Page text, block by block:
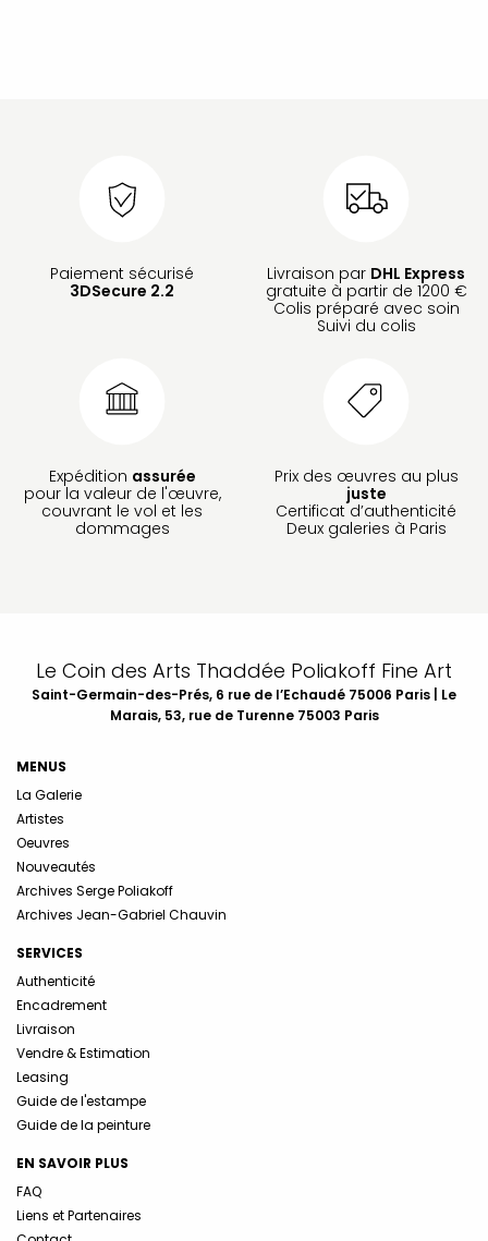
Paiement sécurisé
3DSecure 2.2
Livraison par DHL Express
gratuite à partir de 1200 €
Colis préparé avec soin
Suivi du colis
Expédition assurée
pour la valeur de l'œuvre,
couvrant le vol et les
dommages
Prix des œuvres au plus
juste
Certificat d’authenticité
Deux galeries à Paris
Le Coin des Arts Thaddée Poliakoff Fine Art
Saint-Germain-des-Prés, 6 rue de l’Echaudé 75006 Paris | Le
Marais, 53, rue de Turenne 75003 Paris
MENUS
La Galerie
Artistes
Oeuvres
Nouveautés
Archives Serge Poliakoff
Archives Jean-Gabriel Chauvin
SERVICES
Authenticité
Encadrement
Livraison
Vendre & Estimation
Leasing
Guide de l'estampe
Guide de la peinture
EN SAVOIR PLUS
FAQ
Liens et Partenaires